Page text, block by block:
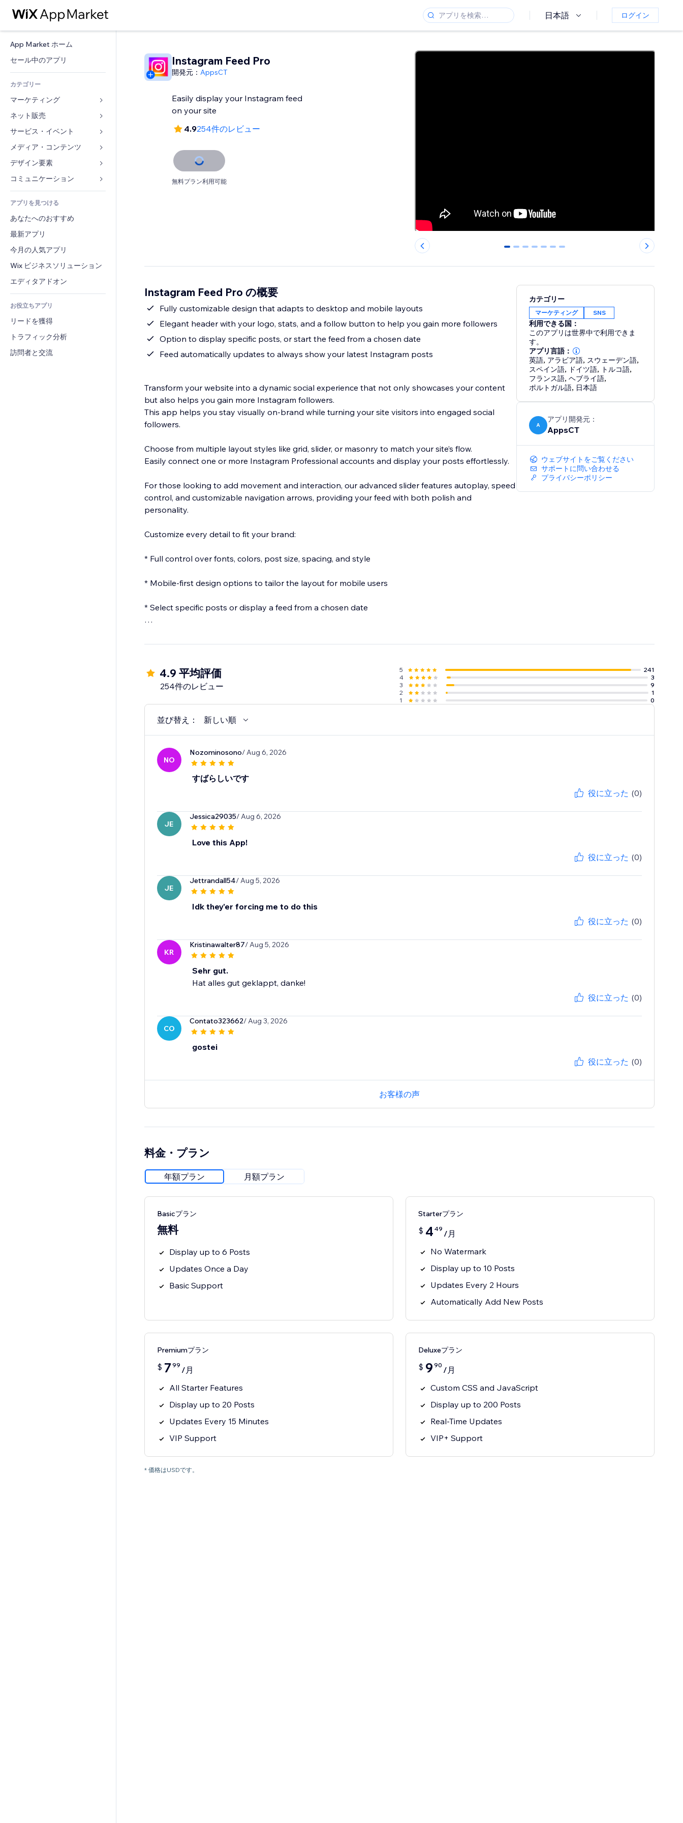
日本語 ログイン
App Market ホーム
セール中のアプリ
カテゴリー
マーケティング
広告
モバイル
アクセス解析
リスティング広告
メール
コンバージョン
ネット販売
ストア用アプリ
発送・配達
販売ボタン
会計
クーポン・特典
倉庫管理ソリューション
ドロップシッピング
食品・飲料
サービス・イベント
ホテル
イベント
レストラン
不動産
ブッキング
メディア・コンテンツ
ギャラリー
音楽
ポッドキャスト
写真
動画
PDF
ファイル共有
ニュース
デザイン要素
マップ・ナビ
プライバシー・セキュリティ
時計
ページテンプレート
画像効果
ボタン・メニュー
バナー・バッジ
電卓
検索
天気
チャート・テーブル
フォーム
ブログ
投票
チャット
コメント
電話
コミュニティィ
レビュー・お客さまの声
CRM
アプリを見つける
あなたへのおすすめ
最新アプリ
今月の人気アプリ
Wix ビジネスソリューション
エディタアドオン
お役立ちアプリ
リードを獲得
トラフィック分析
訪問者と交流
Instagram Feed Pro
開発元： AppsCT
Easily display your Instagram feed
on your site
4.9254件のレビュー
無料プラン利用可能
0 1 2 3 4 5 6
Instagram Feed Pro の概要
Fully customizable design that adapts to desktop and mobile layouts
Elegant header with your logo, stats, and a follow button to help you gain more followers
Option to display specific posts, or start the feed from a chosen date
Feed automatically updates to always show your latest Instagram posts
Transform your website into a dynamic social experience that not only showcases your content
but also helps you gain more Instagram followers.
This app helps you stay visually on-brand while turning your site visitors into engaged social
followers.
Choose from multiple layout styles like grid, slider, or masonry to match your site’s flow.
Easily connect one or more Instagram Professional accounts and display your posts effortlessly.
For those looking to add movement and interaction, our advanced slider features autoplay, speed
control, and customizable navigation arrows, providing your feed with both polish and
personality.
Customize every detail to fit your brand:
* Full control over fonts, colors, post size, spacing, and style
* Mobile-first design options to tailor the layout for mobile users
* Select specific posts or display a feed from a chosen date
* Feed automatically updates to always show your latest posts
When you need help, our dedicated VIP support team is here to ensure you get fast, expert
assistance every step of the way.
カテゴリー
マーケティング SNS
利用できる国：
このアプリは世界中で利用できま
す。
アプリ言語：
英語, アラビア語, スウェーデン語,
スペイン語, ドイツ語, トルコ語,
フランス語,ヘブライ語,
ポルトガル語, 日本語
A
アプリ開発元：
AppsCT
ウェブサイトをご覧ください
サポートに問い合わせる
プライバシーポリシー
4.9 平均評価
254件のレビュー
5
241
4
3
3
9
2
1
1
0
並び替え： 新しい順
NO
Nozominosono/ Aug 6, 2026
すばらしいです
役に立った (0)
JE
Jessica29035/ Aug 6, 2026
Love this App!
役に立った (0)
JE
Jettrandall54/ Aug 5, 2026
Idk they'er forcing me to do this
役に立った (0)
KR
Kristinawalter87/ Aug 5, 2026
Sehr gut.
Hat alles gut geklappt, danke!
役に立った (0)
CO
Contato323662/ Aug 3, 2026
gostei
役に立った (0)
お客様の声
料金・プラン
年額プラン 月額プラン
Basicプラン
無料
Display up to 6 Posts
Updates Once a Day
Basic Support
Starterプラン
$ 4 49 /月
No Watermark
Display up to 10 Posts
Updates Every 2 Hours
Automatically Add New Posts
Premiumプラン
$ 7 99 /月
All Starter Features
Display up to 20 Posts
Updates Every 15 Minutes
VIP Support
Deluxeプラン
$ 9 90 /月
Custom CSS and JavaScript
Display up to 200 Posts
Real-Time Updates
VIP+ Support
* 価格はUSDです。